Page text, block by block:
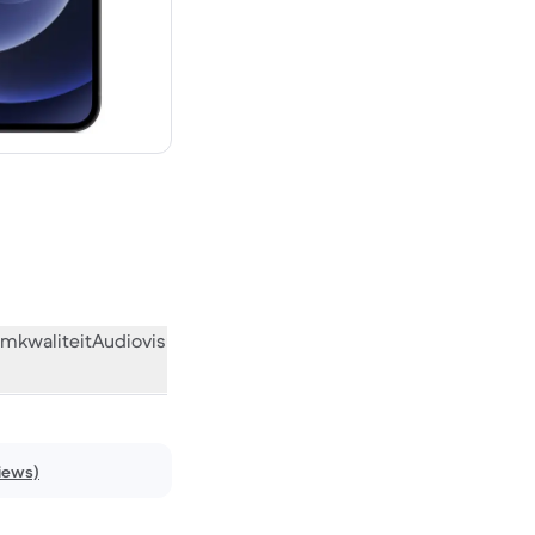
nieuw
Audiovisueel